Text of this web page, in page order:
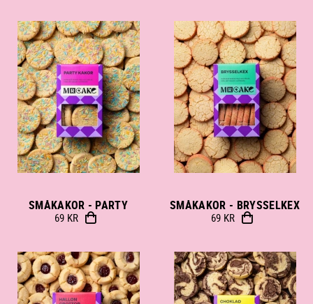
SMÅKAKOR - PARTY
69 KR
SMÅKAKOR - BRYSSELKEX
69 KR